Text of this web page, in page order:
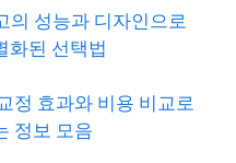
의 성능과 디자인으로
화된 선택법
정 효과와 비용 비교로
정보 모음